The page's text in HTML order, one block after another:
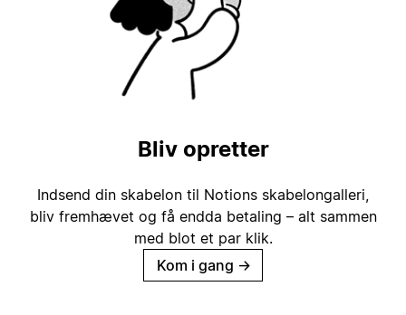
Bliv opretter
Indsend din skabelon til Notions skabelongalleri,
bliv fremhævet og få endda betaling – alt sammen
med blot et par klik.
Kom i gang →